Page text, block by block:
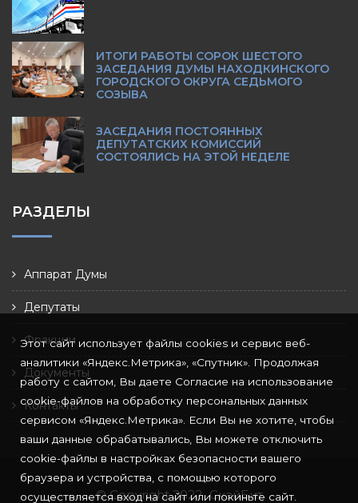
ИТОГИ РАБОТЫ СОРОК ШЕСТОГО
ЗАСЕДАНИЯ ДУМЫ НАХОДКИНСКОГО
ГОРОДСКОГО ОКРУГА СЕДЬМОГО
СОЗЫВА
ЗАСЕДАНИЯ ПОСТОЯННЫХ
ДЕПУТАТСКИХ КОМИССИЙ
СОСТОЯЛИСЬ НА ЭТОЙ НЕДЕЛЕ
РАЗДЕЛЫ
Аппарат Думы
Депутаты
Фракции
Документы
Контакты
© Copyright 2022 СкайБит
Этот сайт использует файлы cookies и сервис веб-
аналитики «Яндекс.Метрика», «Спутник». Продолжая
работу с сайтом, Вы даете Согласие на использование
cookie-файлов на обработку персональных данных
сервисом «Яндекс.Метрика». Если Вы не хотите, чтобы
ваши данные обрабатывались, Вы можете отключить
cookie-файлы в настройках безопасности вашего
браузера и устройства, с помощью которого
осуществляется вход на сайт или покиньте сайт.